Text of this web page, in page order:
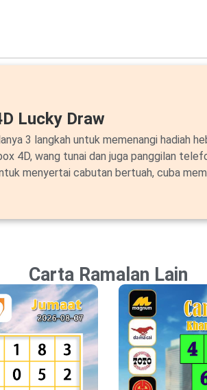
Lucky Draw
3 langkah untuk memenangi hadiah
4D, wang tunai dan juga panggilan
menyertai cabutan bertuah, cuba
Carta Ramalan Lain